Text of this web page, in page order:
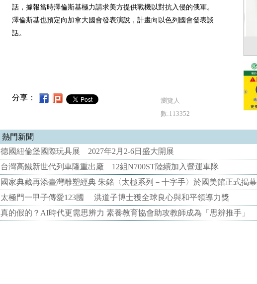
話，據報當時澤倫斯基極力請求美方提供戰機以對抗入侵的俄軍。
澤倫斯基也預定向加拿大國會發表演說，計畫向以色列國會發表談
話。
分享：
瀏覽人
數:113352
熱門新聞
德國紐倫堡國際玩具展 2027年2月2-6日盛大開展
台灣高鐵新世代列車隆重出廠 12組N700ST陸續加入營運車隊
國家典藏再添臺灣雕塑經典 朱銘〈太極系列－十字手〉於國美館正式揭幕
太極門一甲子傳愛123國 洪道子博士獲全球良心與和平領導力獎
真的假的？AI時代更需思辨力 素養教育協會助攻教師成為「思辨推手」